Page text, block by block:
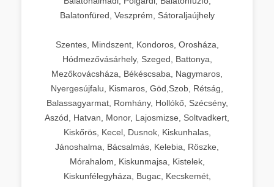
Balatonfüred, Veszprém, Sátoraljaújhely
Szentes, Mindszent, Kondoros, Orosháza,
Hódmezővásárhely, Szeged, Battonya,
Mezőkovácsháza, Békéscsaba, Nagymaros,
Nyergesújfalu, Kismaros, Göd,Szob, Rétság,
Balassagyarmat, Romhány, Hollókő, Szécsény,
Aszód, Hatvan, Monor, Lajosmizse, Soltvadkert,
Kiskőrös, Kecel, Dusnok, Kiskunhalas,
Jánoshalma, Bácsalmás, Kelebia, Röszke,
Mórahalom, Kiskunmajsa, Kistelek,
Kiskunfélegyháza, Bugac, Kecskemét,